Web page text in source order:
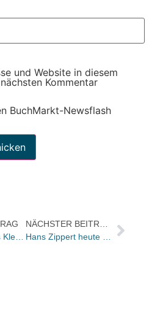
und Website in diesem
Kommentar
BuchMarkt-Newsflash
Gewinnerin des Klett-Cotta-Gewinnspiels fliegt nach New York